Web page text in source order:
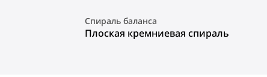
Спираль баланса
Плоская кремниевая спираль